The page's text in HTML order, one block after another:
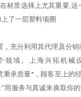
材质选择上尤其重要,
了一层塑料项圈
充分利用其代理及分
域。上海兴拓机械
承质量*，顾客至上的
服务与真诚来换取你